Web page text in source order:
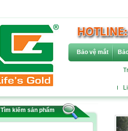
Bảo vệ mắt
Tìm kiếm sản phẩm